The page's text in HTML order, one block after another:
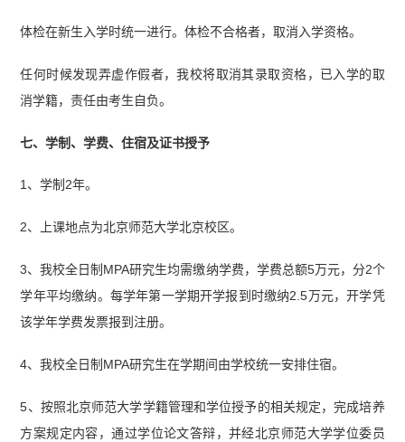
体检在新生入学时统一进行。体检不合格者，取消入学资格。
任何时候发现弄虚作假者，我校将取消其录取资格，已入学的取
消学籍，责任由考生自负。
七、学制、学费、住宿及证书授予
1、学制2年。
2、上课地点为北京师范大学北京校区。
3、我校全日制MPA研究生均需缴纳学费，学费总额5万元，分2个
学年平均缴纳。每学年第一学期开学报到时缴纳2.5万元，开学凭
该学年学费发票报到注册。
4、我校全日制MPA研究生在学期间由学校统一安排住宿。
5、按照北京师范大学学籍管理和学位授予的相关规定，完成培养
方案规定内容，通过学位论文答辩，并经北京师范大学学位委员